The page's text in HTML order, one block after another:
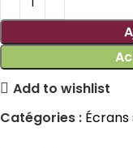
Add to wishlist
Catégories :